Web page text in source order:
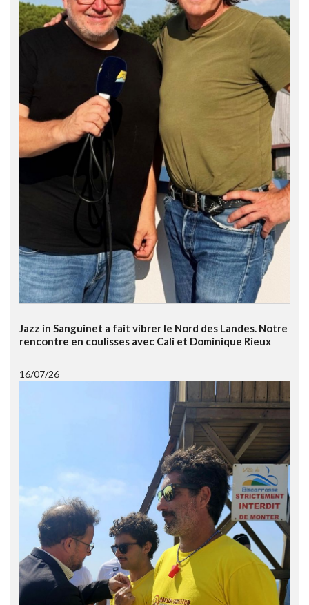
Jazz in Sanguinet a fait vibrer le Nord des Landes. Notre
rencontre en coulisses avec Cali et Dominique Rieux
16/07/26